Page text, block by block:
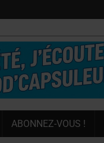
ABONNEZ-VOUS !